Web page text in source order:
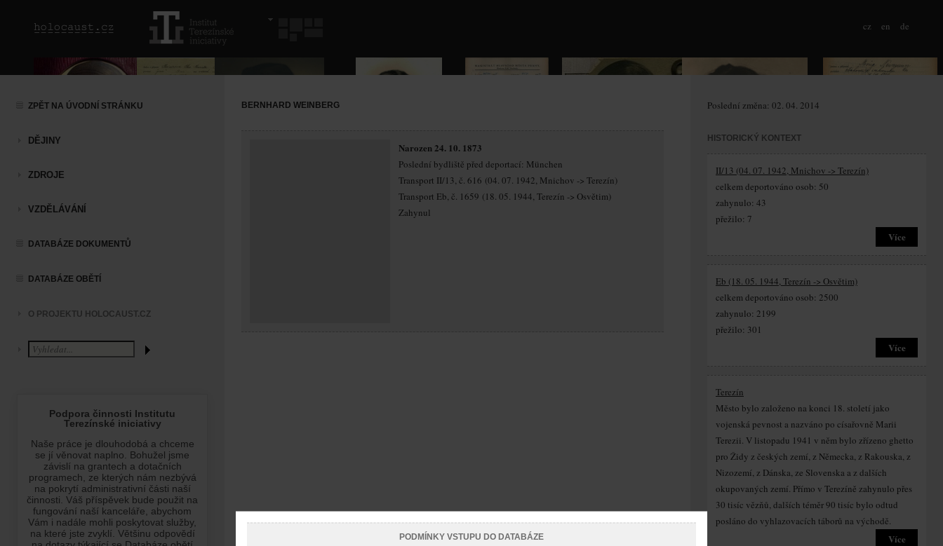
cz en de
ZPĚT NA ÚVODNÍ STRÁNKU
DĚJINY
ZDROJE
VZDĚLÁVÁNÍ
DATABÁZE DOKUMENTŮ
DATABÁZE OBĚTÍ
O PROJEKTU HOLOCAUST.CZ
BERNHARD WEINBERG
Narozen 24. 10. 1873
Poslední bydliště před deportací: München
Transport II/13, č. 616 (04. 07. 1942, Mnichov -> Terezín)
Transport Eb, č. 1659 (18. 05. 1944, Terezín -> Osvětim)
Zahynul
Poslední změna: 02. 04. 2014
HISTORICKÝ KONTEXT
II/13 (04. 07. 1942, Mnichov -> Terezín)
celkem deportováno osob: 50
zahynulo: 43
přežilo: 7
Více
Eb (18. 05. 1944, Terezín -> Osvětim)
celkem deportováno osob: 2500
zahynulo: 2199
přežilo: 301
Více
Terezín
Město bylo založeno na konci 18. století jako
vojenská pevnost a nazváno po císařovně Marii
Terezii. V listopadu 1941 v něm bylo zřízeno ghetto
pro Židy z českých zemí, z Německa, z Rakouska, z
Nizozemí, z Dánska, ze Slovenska a z dalších
okupovaných zemí. Přímo v Terezíně zahynulo přes
30 tisíc vězňů, dalších téměr 90 tisíc bylo odtud
posláno do vyhlazovacích táborů na východě.
Více
PODMÍNKY VSTUPU DO DATABÁZE